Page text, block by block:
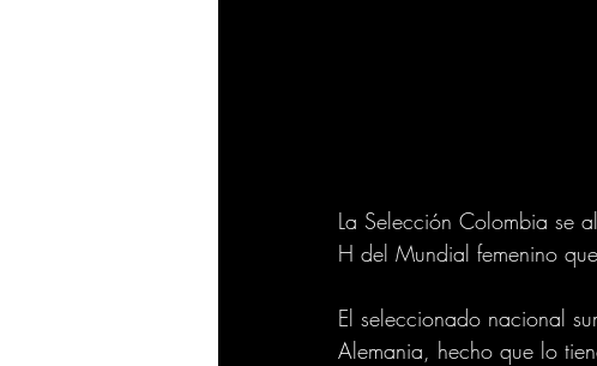
La Selección Colombia se
H del Mundial femenino
El seleccionado nacional
Alemania, hecho que lo